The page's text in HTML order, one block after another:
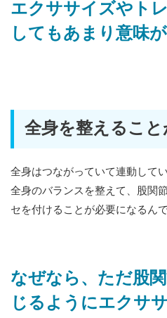
エクササイズやト
してもあまり意味
全身を整えること
全身はつながっていて連動して
全身のバランスを整えて、股関
セを付けることが必要になるんで
なぜなら、ただ股
じるようにエクサ